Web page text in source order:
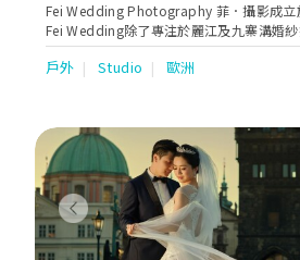
Fei Wedding Photography 菲．攝影成立
Fei Wedding除了專注於麗江及九寨溝婚
他不同類型的婚紗攝影服務，吸引無數追
並憑實力贏取多項殊榮，備受肯定。
戶外 Studio 歐洲
Previous